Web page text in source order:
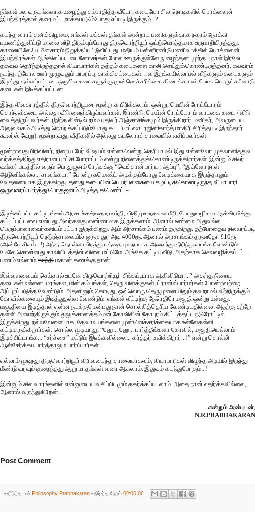
நீங்கள் பல வருடங்களாக உழைத்து சம்பாதித்த வீடோ, கடையோ சில நொடிகளில் பொக்லைன்
இயந்திரத்தால் தரைமட்டமாக்கப்படும்போது எப்படி இருக்கும்...?
கடந்த வாரம் சனிக்கிழமை, எங்கள் மக்கள் தங்கள் அன்றாட பணிகளுக்காக நகரம் நோக்கி
பயணித்துவிட்டு மாலை வீடு திரும்பும்போது திருவொற்றியூர் ஒட்டுமொத்தமாக உருமாறியிருந்தது.
காலையிலேயே மின்சாரம் நிறுத்தப்பட்டுவிட்டது. மதியம் பன்னிரண்டு மணிவாக்கில் பொக்லைன்
இயந்திரங்கள் ஆங்கிலப்பட டைனோசர்கள் போல ஊருக்குள்ளே நுழைந்தன. முந்தய நாள் இரவே
தகவல் தெரிந்திருந்ததால் வியாபாரிகள் தத்தம் கடைகளை காலி செய்துக்கொண்டிருந்தனர். கலவரம்
நடந்தாற்போல ஊர் முழுவதும் பரபரப்பு, காக்கிசட்டைகள். ஈவு இறக்கமில்லாமல் வீடுகளும் கடைகளும்
இடித்து தள்ளப்பட்டன. ஒருசில கடைகளுக்கு முன்னெச்சரிக்கை கிடைக்காமல் போக பொருட்களோடு
கடைகள் இடிக்கப்பட்டன.
இந்த விவகாரத்தில் திருவொற்றியூரை மூன்றாக பிரிக்கலாம். ஒன்று, மெயின் ரோட்டோரம்
சொந்தக்கடை அல்லது வீடு வைத்திருப்பவர்கள். இரண்டு, மெயின் ரோட்டோரம் வாடகை கடை / வீடு
வைத்திருப்பவர்கள். (இந்த லிஸ்டில் நம்ம பதிவர் அஞ்சாசிங்கமும் இருக்கிறார். மனிதர், அவருடைய
அலுவலகம் அடித்து நொறுக்கப்படும்போது கூட ‘பாட்ஷா’ ரஜினிகாந்த் மாதிரி சிரித்தபடி இருந்தார்.
கூலர்ஸ் வேறு). மூன்றாவது, வீதிகளில் அல்லது கடலோரச் சாலையில் வசிப்பவர்கள்.
மூன்றாவது பிரிவினர், நிறைய பேர் விஷயம் என்னவென்று தெரியாமல் இது என்னவோ முதலாளித்துவ
வர்க்கத்திற்கு எதிரான புரட்சி போராட்டம் என்று நினைத்துக்கொண்டிருக்கிறார்கள். இன்னும் சிலர்
ஷங்கர் படத்தில் வரும் பொதுஜனம் ரேஞ்சுக்கு “வெச்சான் பார்யா ஆப்பு”, “இவ்ளோ நாள்
ஆடுனீங்கல்ல... சாவுங்கடா” போன்ற கமெண்ட் அடிக்கும்போது வேடிக்கையாக இருந்தாலும்
வேதனையாக இருக்கிறது. தனது கடையின் பெயர்பலகையை கழட்டிக்கொண்டிருந்த வியாபாரி
ஒருவரைப் பார்த்து பொதுஜனம் அடித்த கமெண்ட் –
இடிக்கப்பட்ட கட்டிடங்கள் அரசாங்கத்தை ஏமாற்றி, விதிமுறைகளை மீறி, பொதுவழியை ஆக்கிரமித்து
கட்டப்பட்டவை என்பது அவர்களது எண்ணமாக இருக்கலாம். ஆனால் உண்மை அதுவல்ல.
பெரும்பாலானவர்களிடம் பட்டா இருக்கிறது. ஆம் அரசாங்கம் பணம் தருகிறது. தற்போதைய நிலவரப்படி
திருவொற்றியூர் நெடுஞ்சாலையில் ஒரு சதுர அடி 4000ரூ. ஆனால் அரசாங்கம் தருவதோ 910ரூ.
(அன்பே சிவம்...!) அந்த தொள்ளாயிரத்து பத்தையும் நாயாக அலைந்து திரிந்து வாங்க வேண்டும்.
மேலே சொன்னது காலியிடத்தின் விலை மட்டுமே. அங்கே கட்டிய வீடு, அதற்காக செலவழிக்கப்பட்ட
பணம் எல்லாம் காந்தி மகான் கணக்கு தான்.
இவ்வளவையும் செய்தால் உடனே திருவொற்றியூர் சிங்கப்பூராக ஆகிவிடுமா...? அதற்கு நிறைய
தடைகள் உள்ளன. மரங்கள், மின் கம்பங்கள், தெரு விளக்குகள், ட்ரான்ஸ்பார்மர்கள் போன்றவற்றை
அப்புறப்படுத்த வேண்டும். அதனினும் கொடிது, ஒவ்வொரு தெருமுனையிலும் தவறாமல் வீற்றிருக்கும்
கோவில்களையும் இடித்துதள்ள வேண்டும். எங்கள் வீட்டிற்கு நேரெதிரே மசூதி ஒன்று உள்ளது.
மசூதியை இடித்தால் என்ன நடக்குமென்பது நான் சொல்லித்தெரிய வேண்டியதில்லை. அதற்கு சற்றே
தள்ளி அமைந்திருக்கும் துலுக்கானத்தம்மன் கோவிலின் கோபுரம் கிட்டத்தட்ட நடுரோட்டில்
இருக்கிறது. நல்லவேளையாக, தேவாலயங்களை முன்னெச்சரிக்கையாக உள்ளேதள்ளி
கட்டியிருக்கிறார்கள். சொல்ல முடியாது, “ஹே... ஹே... பார்த்தீங்களா கோவில், மசூதியெல்லாம்
இடிச்சிட்டாங்க... “சர்ச்சை” மட்டும் இடிக்கவில்லை... கர்த்தர் டீவிக்கிறார்...!” என்று சொல்லி
ஆள்சேர்க்கப் பார்த்தாலும் பார்ப்பார்கள்.
எல்லாம் முடிந்து திருவொற்றியூர் விரிவடைந்த சாலையாகவும், வியாபாரிகள் விழுந்த அடியில் இருந்து
மீண்டு வரவும் குறைந்தது ஆறு மாதங்கள் வரை ஆகலாம். இதுவும் கடந்துபோகும்...!
இன்னும் சில வாரங்களில் என்னுடைய வசிப்பிடமும் தகர்க்கப்படலாம். அதை நான் எதிர்க்கவில்லை,
ஆனால் வருந்துகிறேன்.
என்றும் அன்புடன்,
N.R.PRABHAKARAN
Post Comment
உதிர்த்தவன் Philosophy Prabhakaran உதிர்த்த நேரம் 00:00:00